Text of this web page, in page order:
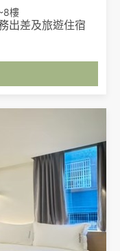
樓
出差及旅遊住宿